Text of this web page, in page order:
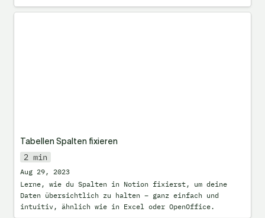
Tabellen Spalten fixieren
2 min
Aug 29, 2023
Lerne, wie du Spalten in Notion fixierst, um deine
Daten übersichtlich zu halten – ganz einfach und
intuitiv, ähnlich wie in Excel oder OpenOffice.